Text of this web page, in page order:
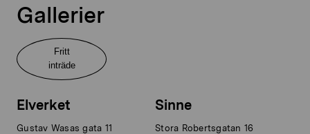
Gallerier
Fritt
inträde
Elverket
Gustav Wasas gata 11
Sinne
Stora Robertsgatan 16